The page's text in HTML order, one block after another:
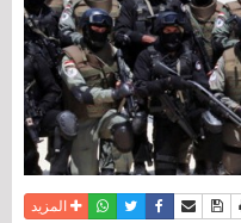
نسخة للطباعة
حفظ الموضوع
أرسل الى صديق
فيسبوكتويترواتسابالمزيد